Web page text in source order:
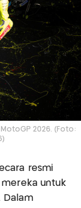
2026. (Foto:
resmi
untuk
Dalam